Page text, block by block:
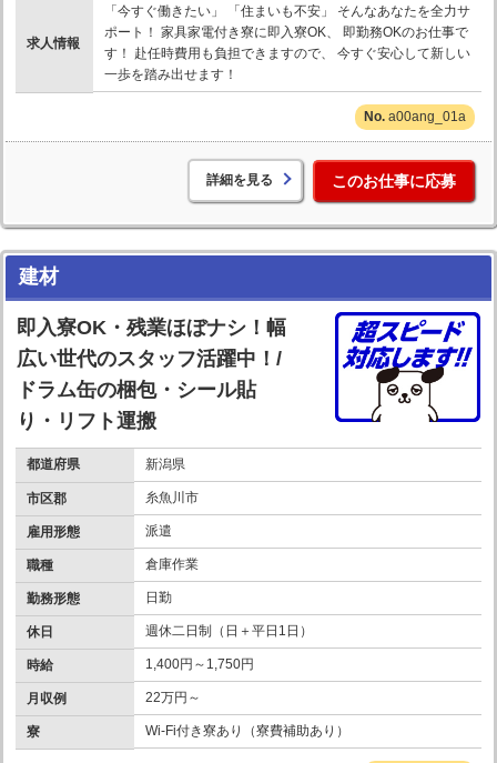
求人情報
「今すぐ働きたい」 「住まいも不安」 そんなあなたを全力サ
ポート！ 家具家電付き寮に即入寮OK、 即勤務OKのお仕事で
す！ 赴任時費用も負担できますので、 今すぐ安心して新しい
一歩を踏み出せます！
a00ang_01a
詳細を見る このお仕事に応募
建材
即入寮OK・残業ほぼナシ！幅
広い世代のスタッフ活躍中！/
ドラム缶の梱包・シール貼
り・リフト運搬
都道府県 新潟県
市区郡 糸魚川市
雇用形態 派遣
職種 倉庫作業
勤務形態 日勤
休日 週休二日制（日＋平日1日）
時給 1,400円～1,750円
月収例 22万円～
寮 Wi-Fi付き寮あり（寮費補助あり）